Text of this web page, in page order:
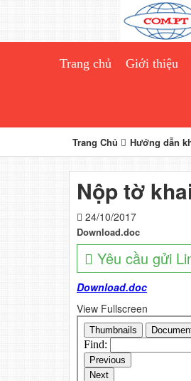
Trang chủ Giới thiệu
Trang Chủ Hướng dẫn
Nộp tờ
24/10/2017
Download.doc
Yêu cầu gửi
Download.doc
View Fullscreen